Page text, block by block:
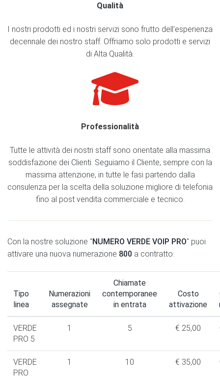
Qualità
I nostri prodotti ed i nostri servizi sono frutto dell'esperienza
decennale dei nostro staff. Offriamo solo prodotti e servizi
di Alta Qualità.
Professionalità
Tutte le attività dei nostri staff sono orientate alla massima
soddisfazione dei Clienti. Seguiamo il Cliente, sempre con la
massima attenzione, in tutte le fasi partendo dalla
consulenza per la scelta della soluzione migliore di telefonia
fino al post vendita commerciale e tecnico.
Con la nostre soluzione "NUMERO VERDE VOIP PRO" puoi
attivare una nuova numerazione 800 a contratto:
Tipo
linea
Numerazioni
assegnate
Chiamate
contemporanee
in entrata
Costo
attivazione
VERDE
PRO 5
1 5 € 25,00
VERDE
PRO
1 10 € 35,00